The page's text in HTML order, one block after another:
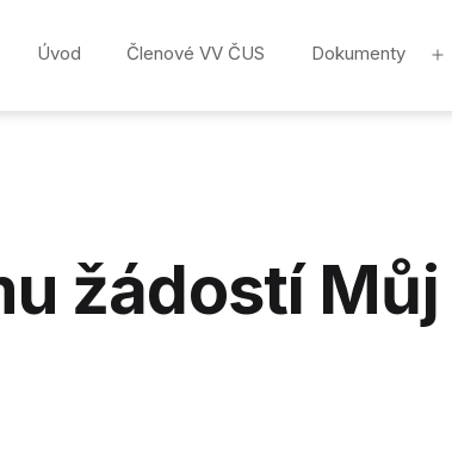
Úvod Členové VV ČUS Dokumenty
žádostí